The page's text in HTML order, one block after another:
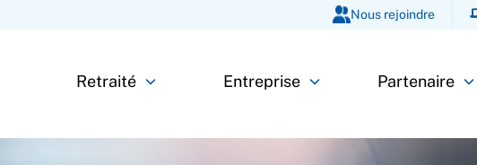
Nous rejoindre
Retraité Entreprise Partenaire